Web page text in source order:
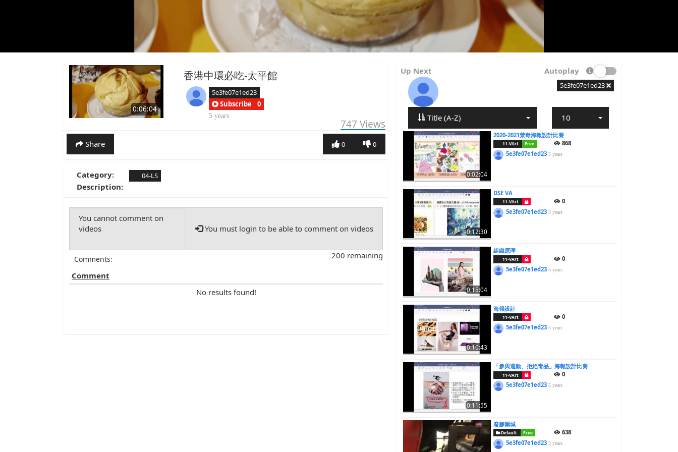
0:06:04
香港中環必吃-太平館
5e3fe07e1ed23
Subscribe
0
5 years
747 Views
Share 0
0
Category: 04-LS
Description:
You must login to be able to comment on videos
200 remaining
Comments:
Comment
No results found!
Up Next Autoplay
5e3fe07e1ed23
Title (A-Z) 10
0:02:04
2020-2021禁毒海報設計比賽
11-VArt Free
868
5e3fe07e1ed235 years
0:12:30
DSE VA
11-VArt
0
5e3fe07e1ed235 years
0:15:04
組織原理
11-VArt
0
5e3fe07e1ed235 years
0:10:43
海報設計
11-VArt
0
5e3fe07e1ed235 years
0:11:55
「參與運動、拒絕毒品」海報設計比賽
11-VArt
0
5e3fe07e1ed235 years
廢膠圍城
Default Free
638
5e3fe07e1ed235 years